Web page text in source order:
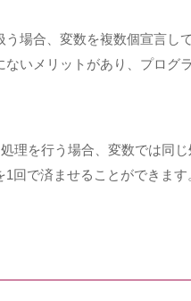
場合、変数を複数個宣言し
ないメリットがあり、プログ
理を行う場合、変数では同じ
1回で済ませることができます